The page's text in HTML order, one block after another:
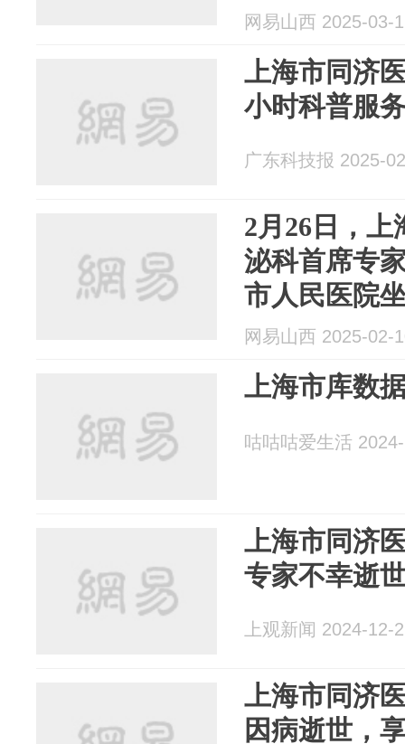
网易山西 2025-03-
上海市同济
小时科普服
广东科技报 2025-
2月26日，
泌科首席专
市人民医院
网易山西 2025-02-
上海市库数
咕咕咕爱生活
上海市同济
专家不幸逝
上观新闻 2024-12-
上海市同济
因病逝世，